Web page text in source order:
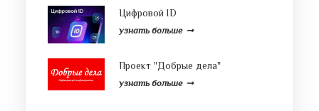
Цифровой ID
узнать больше
Проект "Добрые дела"
узнать больше